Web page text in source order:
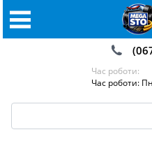
Час роботи:
Час роботи: